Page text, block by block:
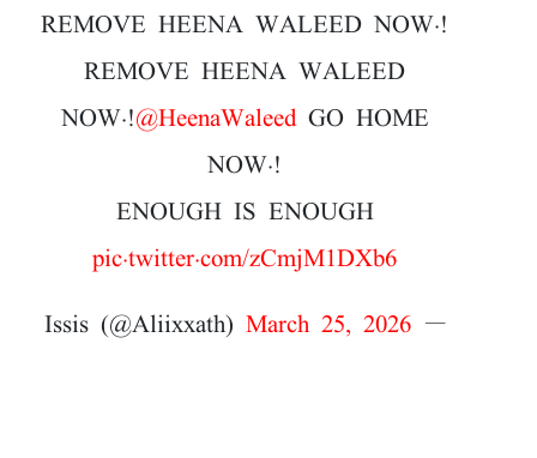
REMOVE HEENA WALEED NOW.!
REMOVE HEENA WALEED
NOW.!@HeenaWaleedGO HOME
NOW.!
ENOUGH IS ENOUGH
pic.twitter.com/zCmjM1DXb6
— Issis (@Aliixxath)
March 25, 2026